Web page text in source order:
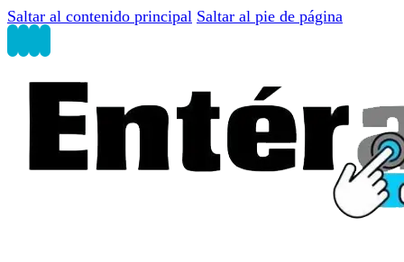
Saltar al contenido principal Saltar al pie de página